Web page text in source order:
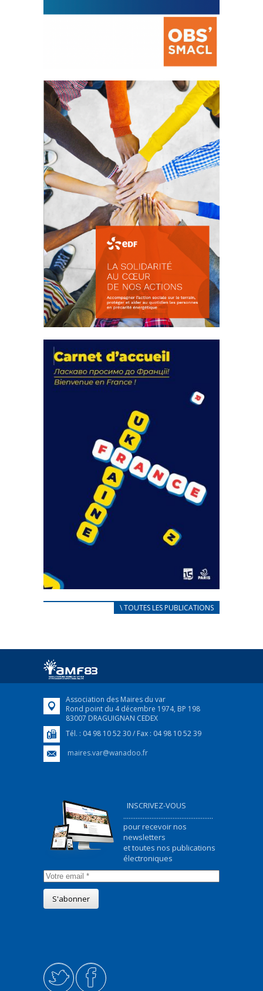
La prévention des conflits
d’intérêts
18 septembre 2023
FEUILLETER
actions
18 septembre 2023
FEUILLETER
CARNET D’ACCUEIL
Afin d’accompagner au mieux les réfugiés
FEUILLETER
\ TOUTES LES PUBLICATIONS
Association des Maires du var
Rond point du 4 décembre 1974, BP 198
83007 DRAGUIGNAN CEDEX
Tél. : 04 98 10 52 30 / Fax : 04 98 10 52 39
maires.var@wanadoo.fr
INSCRIVEZ-VOUS
...................................................
pour recevoir nos
newsletters
et toutes nos publications
électroniques